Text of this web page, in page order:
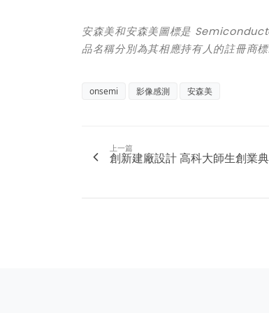
安森美和安森美圖標是
品名稱分別為其相應持有人的註冊商標
onsemi 影像感測 安森美
上一篇
創新建廠設計 高科大師生創業